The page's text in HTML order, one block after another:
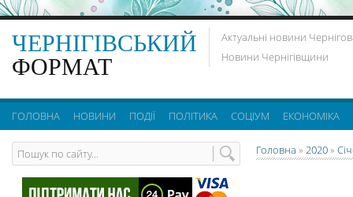
ЧЕРНІГІВСЬКИЙ
ФОРМАТ
Актуальні новини
Новини Чернігівщини
ГОЛОВНА НОВИНИ ПОДІЇ ПОЛІТИКА СОЦІУМ ЕКОНОМІКА
Головна » 2020»